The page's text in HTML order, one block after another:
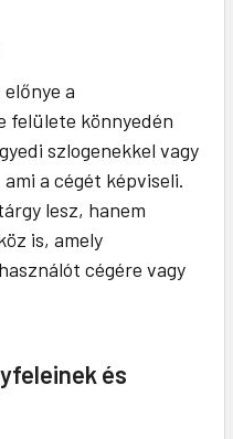
a
felülete könnyedén
szlogenekkel vagy
a cégét képviseli.
lesz, hanem
is, amely
cégére vagy
és